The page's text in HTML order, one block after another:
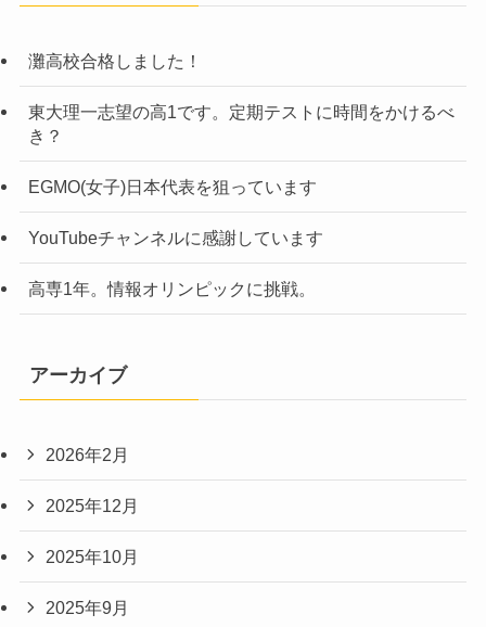
灘高校合格しました！
東大理一志望の高1です。定期テストに時間をかけるべ
き？
EGMO(女子)日本代表を狙っています
YouTubeチャンネルに感謝しています
高専1年。情報オリンピックに挑戦。
アーカイブ
2026年2月
2025年12月
2025年10月
2025年9月